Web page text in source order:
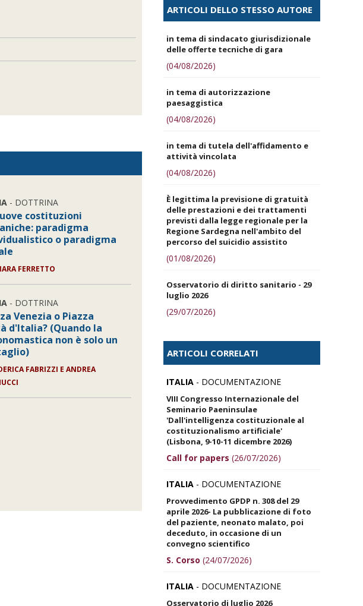
- DOTTRINA
costituzioni
paradigma
o paradigma
FERRETTO
- DOTTRINA
Venezia o Piazza
d'Italia? (Quando la
non è solo un
FABRIZZI E ANDREA
ARTICOLI DELLO STESSO AUTORE
in tema di sindacato giurisdizionale
delle offerte tecniche di gara
(04/08/2026)
in tema di autorizzazione
paesaggistica
(04/08/2026)
in tema di tutela dell'affidamento e
attività vincolata
(04/08/2026)
È legittima la previsione di gratuità
delle prestazioni e dei trattamenti
previsti dalla legge regionale per la
Regione Sardegna nell'ambito del
percorso del suicidio assistito
(01/08/2026)
Osservatorio di diritto sanitario - 29
luglio 2026
(29/07/2026)
ARTICOLI CORRELATI
ITALIA - DOCUMENTAZIONE
VIII Congresso Internazionale del
Seminario Paeninsulae
'Dall'intelligenza costituzionale al
costituzionalismo artificiale'
(Lisbona, 9-10-11 dicembre 2026)
Call for papers (26/07/2026)
ITALIA - DOCUMENTAZIONE
Provvedimento GPDP n. 308 del 29
aprile 2026- La pubblicazione di foto
del paziente, neonato malato, poi
deceduto, in occasione di un
convegno scientifico
S. Corso (24/07/2026)
ITALIA - DOCUMENTAZIONE
Osservatorio di luglio 2026